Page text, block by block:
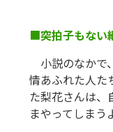
■突拍子もない
小説のなかで
情あふれた人た
た梨花さんは、
まやってしまう